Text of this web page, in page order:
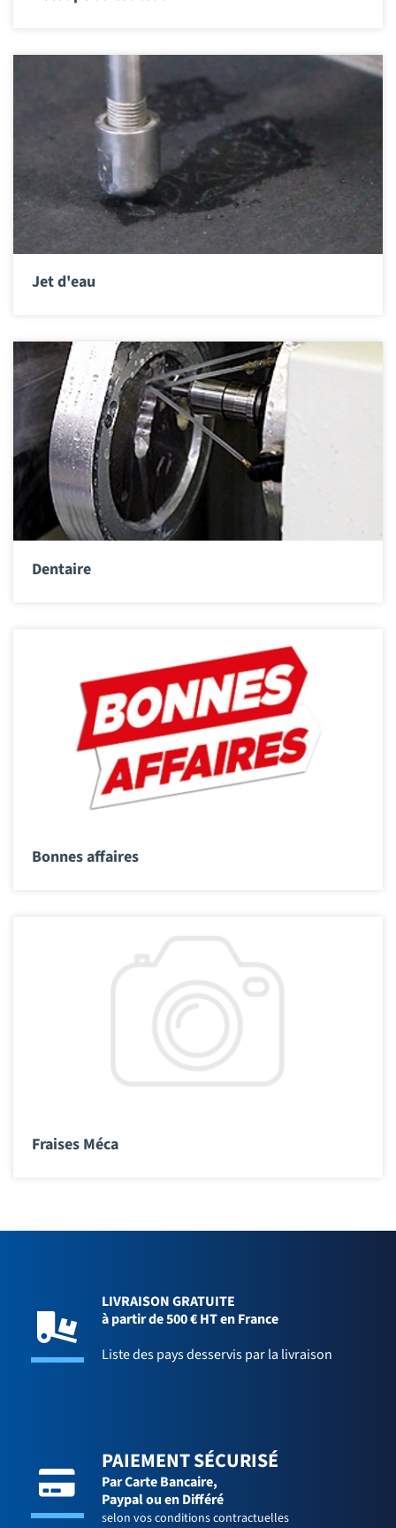
Jet d'eau
Dentaire
Bonnes affaires
Fraises Méca
LIVRAISON GRATUITE
à partir de 500 € HT en France
Liste des pays desservis par la livraison
PAIEMENT SÉCURISÉ
Par Carte Bancaire,
Paypal ou en Différé
selon vos conditions contractuelles